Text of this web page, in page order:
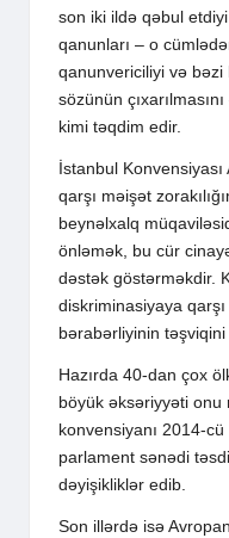
son iki ildə qəbul etdiyi
qanunları – o
qanunvericiliyi və bəzi
sözünün
kimi təqdim edir.
İstanbul Konvensiyası
qarşı məişət
beynəlxalq
önləmək, bu cür
dəstək göstərməkdir.
diskriminasiyaya
bərabərliyinin
Hazırda 40-dan çox
böyük əksəriyyəti
konvensiyanı 2014-
parlament sənədi
dəyişikliklər edib.
Son illərdə isə